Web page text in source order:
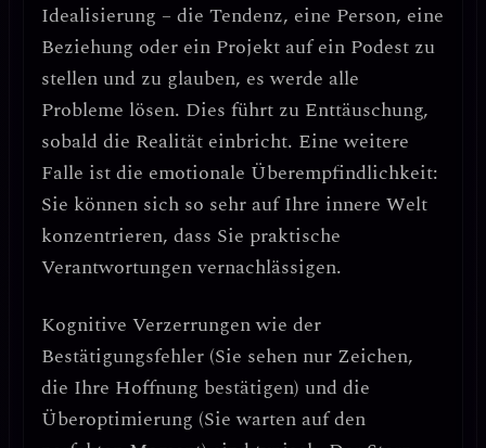
Idealisierung – die Tendenz, eine Person, eine
Beziehung oder ein Projekt auf ein Podest zu
stellen und zu glauben, es werde alle
Probleme lösen. Dies führt zu Enttäuschung,
sobald die Realität einbricht. Eine weitere
Falle ist die emotionale Überempfindlichkeit:
Sie können sich so sehr auf Ihre innere Welt
konzentrieren, dass Sie praktische
Verantwortungen vernachlässigen.
Kognitive Verzerrungen wie der
Bestätigungsfehler (Sie sehen nur Zeichen,
die Ihre Hoffnung bestätigen) und die
Überoptimierung (Sie warten auf den